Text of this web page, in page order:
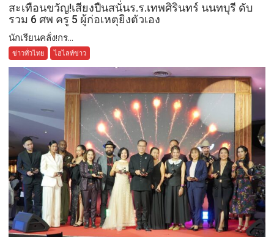
สะเทือนขวัญ!เสียงปืนสนั่นร.ร.เทพศิรินทร์ นนทบุรี ดับ
รวม 6 ศพ ครู 5 ผู้ก่อเหตุยิงตัวเอง
นักเรียนคลั่ง!กร...
ข่าวทั่วไทย ไฮไลท์ข่าว